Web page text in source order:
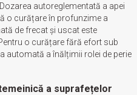
autoreglementată a apei
o curățare în profunzime a
de frecat și uscat este
o curățare fără efort sub
automată a înălțimii rolei de perie
a suprafețelor